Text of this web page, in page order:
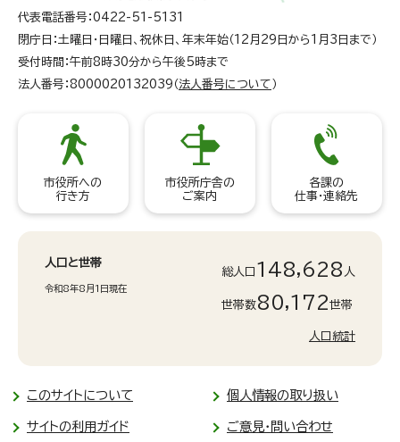
代表電話番号：0422-51-5131
閉庁日：土曜日・日曜日、祝休日、年末年始（12月29日から1月3日まで）
受付時間：午前8時30分から午後5時まで
法人番号：8000020132039（ 法人番号について ）
市役所への
行き方
市役所庁舎の
ご案内
各課の
仕事・連絡先
人口と世帯
令和8年8月1日現在
総人口 148,628 人
世帯数80,172世帯
人口統計
このサイトについて 個人情報の取り扱い
サイトの利用ガイド ご意見・問い合わせ